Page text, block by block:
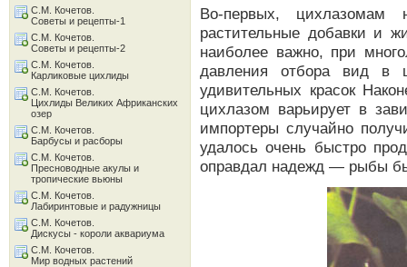
Во-первых, цихлазомам
растительные добавки и
наиболее важно, при
давления отбора вид в
удивительных красок
цихлазом варьирует в
импортеры случайно
удалось очень быстро
оправдал надежд — рыбы
С.М. Кочетов.
Советы и рецепты-1
С.М. Кочетов.
Советы и рецепты-2
С.М. Кочетов.
Карликовые цихлиды
С.М. Кочетов.
Цихлиды Великих Африканских
озер
С.М. Кочетов.
Барбусы и расборы
С.М. Кочетов.
Пресноводные акулы и
тропические вьюны
С.М. Кочетов.
Лабиринтовые и радужницы
С.М. Кочетов.
Дискусы - короли аквариума
С.М. Кочетов.
Мир водных растений